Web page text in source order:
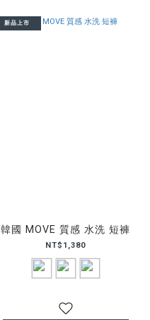
新品上市
韓國 MOVE 質感 水洗 短褲
NT$1,380